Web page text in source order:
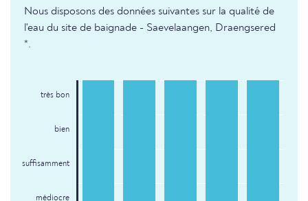
Nous disposons des données suivantes sur la qualité de
l'eau du site de baignade - Saevelaangen, Draengsered
*.
très bon
bien
suffisamment
médiocre